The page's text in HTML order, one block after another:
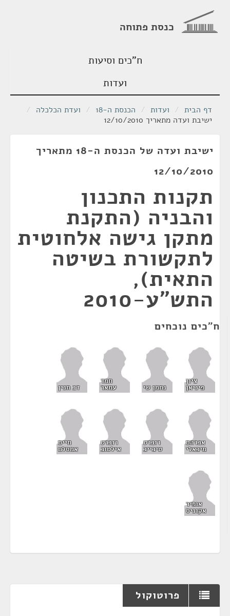
כנסת פתוחה
ח"כים וסיעות
ועדות
דף הבית / ועדות / הכנסת ה-18 / ועדת הכלכלה /
ישיבת ועדה מתאריך 12/10/2010
ישיבת ועדה של הכנסת ה-18 מתאריך
12/10/2010
תקנות התכנון
והבניה (התקנת
מתקן גישה אלחוטית
לתקשורת בשיטה
התאית),
התש"ע-2010
ח"כים נוכחים
ציון
פיניאן נחמן שי
חמד
עמאר דב חנין
אברהם
מיכאלי
רוברט
טיבייב
רוברט
אילטוב
חיים
אמסלם
אופיר
אקוניס
פרוטוקול